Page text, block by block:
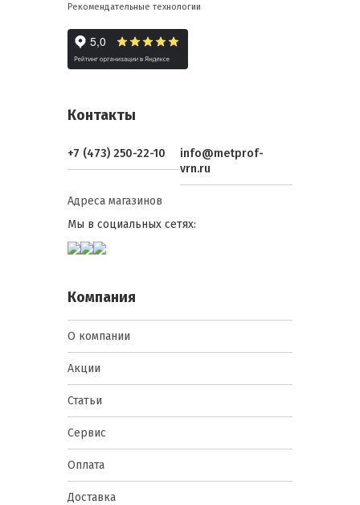
Рекомендательные технологии
Контакты
+7 (473) 250-22-10
info@metprof-
vrn.ru
Адреса магазинов
Мы в социальных сетях:
Компания
О компании
Акции
Статьи
Сервис
Оплата
Доставка